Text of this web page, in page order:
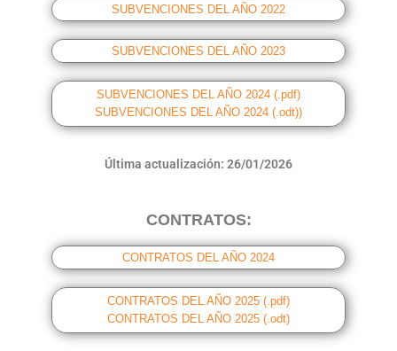
SUBVENCIONES DEL AÑO 2022
SUBVENCIONES DEL AÑO 2023
SUBVENCIONES DEL AÑO 2024 (.pdf)
SUBVENCIONES DEL AÑO 2024 (.odt))
Última actualización: 26/01/2026
CONTRATOS:
CONTRATOS DEL AÑO 2024
CONTRATOS DEL AÑO 2025 (.pdf)
CONTRATOS DEL AÑO 2025 (.odt)